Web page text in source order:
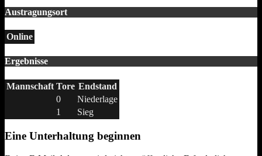
Austragungsort
Online
Ergebnisse
Mannschaft Tore Endstand
0
Niederlage
1
Sieg
Eine Unterhaltung beginnen